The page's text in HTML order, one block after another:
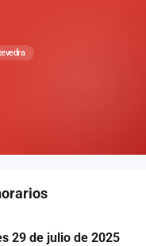
29 de julio de 2025